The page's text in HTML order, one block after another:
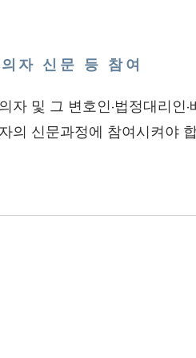
자 신문 등 참여
자 및 그 변호인·법정대리인
의 신문과정에 참여시켜야